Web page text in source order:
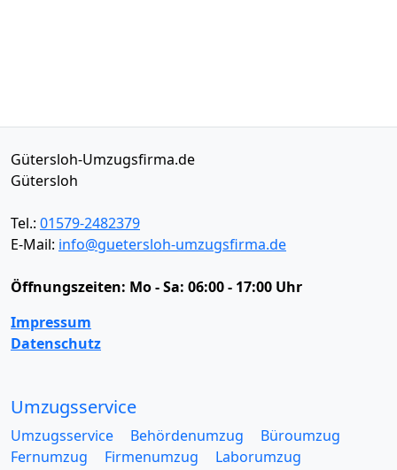
Gütersloh-Umzugsfirma.de
Gütersloh
Tel.: 01579-2482379
E-Mail: info@guetersloh-umzugsfirma.de
Öffnungszeiten: Mo - Sa: 06:00 - 17:00 Uhr
Impressum
Datenschutz
Umzugsservice
Umzugsservice Behördenumzug
Büroumzug
Fernumzug
Firmenumzug
Laborumzug